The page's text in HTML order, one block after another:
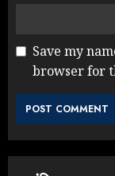
Save my
browser for